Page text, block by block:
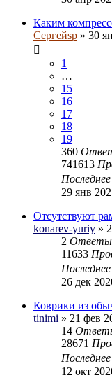
Каким
Сергейsp » 30
1
…
15
16
17
18
19
360
741613
29 янв
Отсутствуют
konarev-yuriy »
2 Ответы
11633
26 дек
Коврики из
tinimi » 21 фев
14
28671
12 окт